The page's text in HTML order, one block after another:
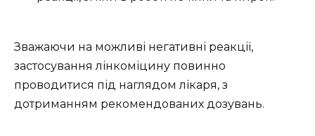
Зважаючи на можливі негативні реакції,
застосування лінкоміцину повинно
проводитися під наглядом лікаря, з
дотриманням рекомендованих дозувань.